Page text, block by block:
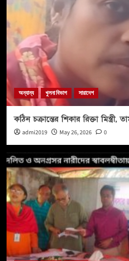
অন্যান্য খুলনা বিভাগ সারাদেশ
কঠিন চক্রান্তের শিকার রিক্তা
admi2019 May 26, 2026 0